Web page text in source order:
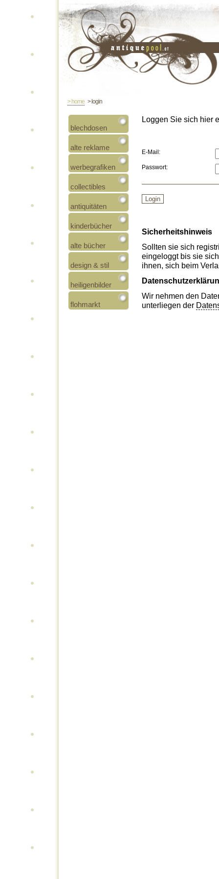
> home > login
blechdosen
alte reklame
werbegrafiken
collectibles
antiquitäten
kinderbücher
alte bücher
design & stil
heiligenbilder
flohmarkt
Loggen Sie sich hier
E-Mail:
Passwort:
Sicherheitshinweis
Sollten sie sich
eingeloggt bis sie
ihnen, sich beim
Wir nehmen den
unterliegen der